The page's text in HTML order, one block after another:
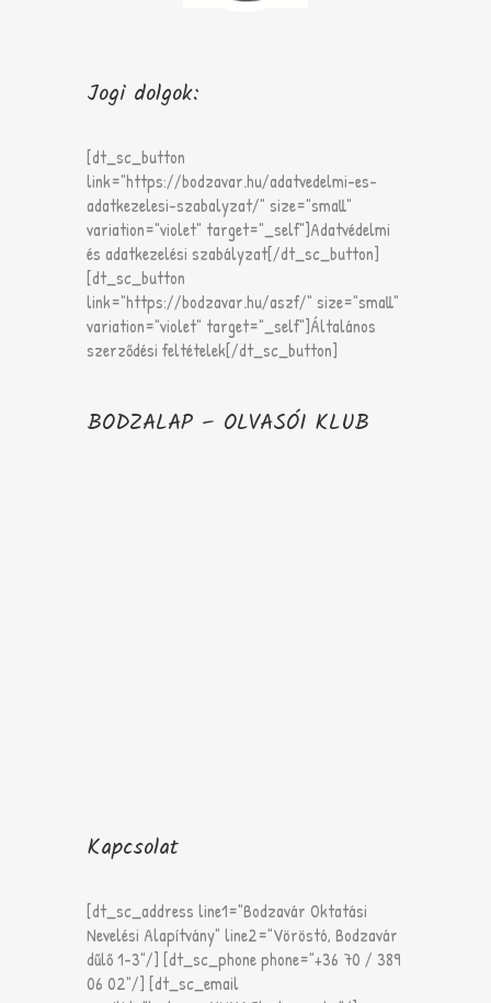
Jogi dolgok:
[dt_sc_button
link="https://bodzavar.hu/adatvedelmi-es-
adatkezelesi-szabalyzat/" size="small"
variation="violet" target="_self"]Adatvédelmi
és adatkezelési szabályzat[/dt_sc_button]
[dt_sc_button
link="https://bodzavar.hu/aszf/" size="small"
variation="violet" target="_self"]Általános
szerződési feltételek[/dt_sc_button]
BODZALAP – OLVASÓI KLUB
Kapcsolat
[dt_sc_address line1="Bodzavár Oktatási
Nevelési Alapítvány" line2="Vöröstó, Bodzavár
dűlő 1-3"/] [dt_sc_phone phone="+36 70 / 389
06 02"/] [dt_sc_email